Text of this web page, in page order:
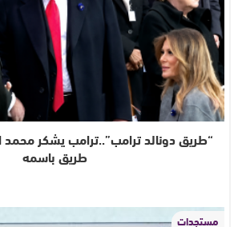
“طريق دونالد ترامب”..ترامب يشكر
طريق باسمه
مستجدات